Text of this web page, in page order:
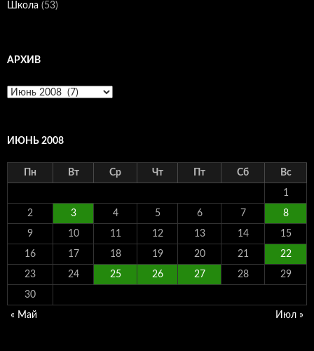
Школа (53)
АРХИВ
Архив
ИЮНЬ 2008
Пн Вт Ср Чт Пт Сб Вс
1
2 3 4 5 6 7 8
9 10 11 12 13 14 15
16 17 18 19 20 21 22
23 24 25 26 27 28 29
30
« Май Июл »